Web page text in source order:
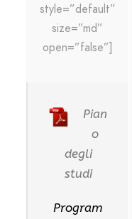
style=”default”
size=”md”
open=”false”]
Pian
o
degli
studi
Program